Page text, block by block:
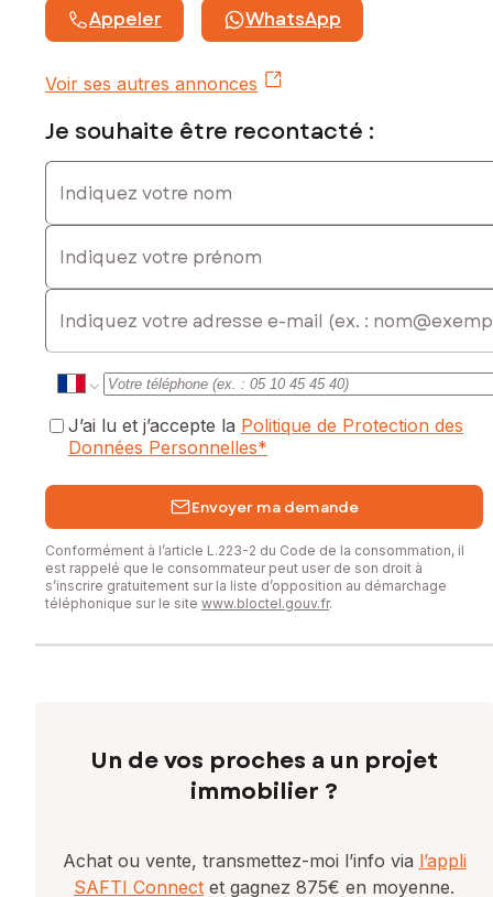
Appeler WhatsApp
Voir ses autres annonces
Je souhaite être recontacté :
Indiquez votre nom
Indiquez votre prénom
E-mail
J’ai lu et j’accepte la Politique de Protection des
Données Personnelles*
Envoyer ma demande
Conformément à l’article L.223-2 du Code de la consommation, il
est rappelé que le consommateur peut user de son droit à
s’inscrire gratuitement sur la liste d’opposition au démarchage
téléphonique sur le site www.bloctel.gouv.fr.
Un de vos proches a un projet
immobilier ?
Achat ou vente, transmettez-moi l’info via l’appli
SAFTI Connect et gagnez 875€ en moyenne.